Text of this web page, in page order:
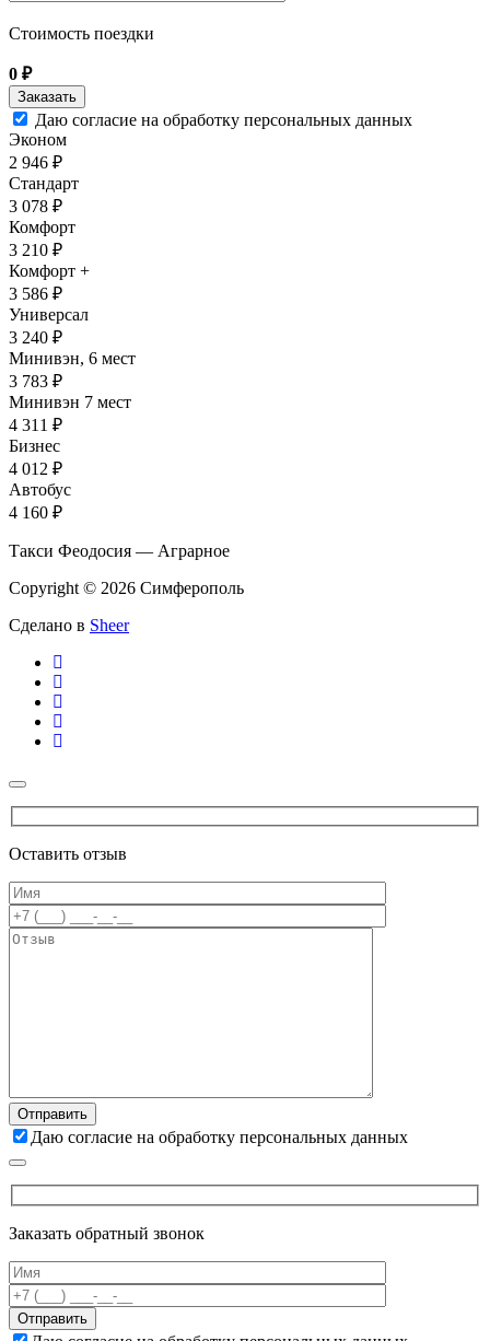
Стоимость поездки
0 ₽
Даю согласие на обработку персональных данных
Эконом
2 946 ₽
Стандарт
3 078 ₽
Комфорт
3 210 ₽
Комфорт +
3 586 ₽
Универсал
3 240 ₽
Минивэн, 6 мест
3 783 ₽
Минивэн 7 мест
4 311 ₽
Бизнес
4 012 ₽
Автобус
4 160 ₽
Такси Феодосия — Аграрное
Copyright © 2026 Симферополь
Сделано в Sheer
Оставить отзыв
Даю согласие на обработку персональных данных
Заказать обратный звонок